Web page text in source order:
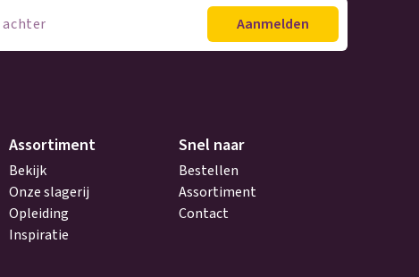
Assortiment
Bekijk
Onze slagerij
Opleiding
Inspiratie
Snel naar
Bestellen
Assortiment
Contact